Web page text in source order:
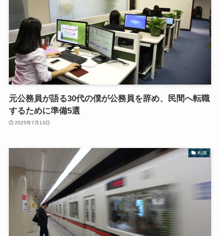
元公務員が語る30代の僕が公務員を辞め、民間へ転職
するために準備5選
2025年7月13日
転職